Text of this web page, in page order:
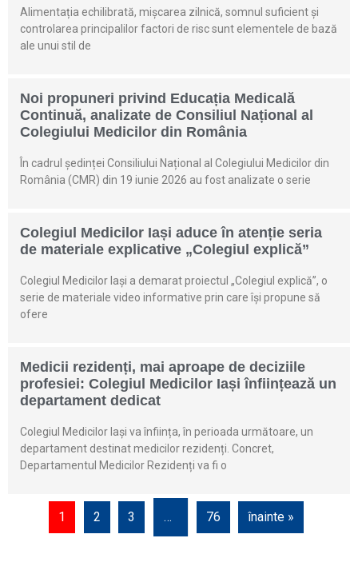
Alimentația echilibrată, mișcarea zilnică, somnul suficient și
controlarea principalilor factori de risc sunt elementele de bază
ale unui stil de
Noi propuneri privind Educația Medicală
Continuă, analizate de Consiliul Național al
Colegiului Medicilor din România
În cadrul ședinței Consiliului Național al Colegiului Medicilor din
România (CMR) din 19 iunie 2026 au fost analizate o serie
Colegiul Medicilor Iași aduce în atenție seria
de materiale explicative „Colegiul explică”
Colegiul Medicilor Iași a demarat proiectul „Colegiul explică”, o
serie de materiale video informative prin care își propune să
ofere
Medicii rezidenți, mai aproape de deciziile
profesiei: Colegiul Medicilor Iași înființează un
departament dedicat
Colegiul Medicilor Iași va înființa, în perioada următoare, un
departament destinat medicilor rezidenți. Concret,
Departamentul Medicilor Rezidenți va fi o
1 2 3 … 76 înainte »